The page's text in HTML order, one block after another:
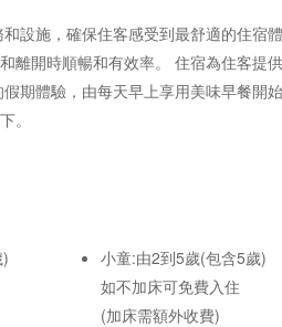
設施，確保住客感受到最舒適的住
離開時順暢和有效率。 住宿為住客
期體驗，由每天早上享用美味早餐
。
小童:由2到5歲(包含5歲)
如不加床可免費入住
(加床需額外收費)